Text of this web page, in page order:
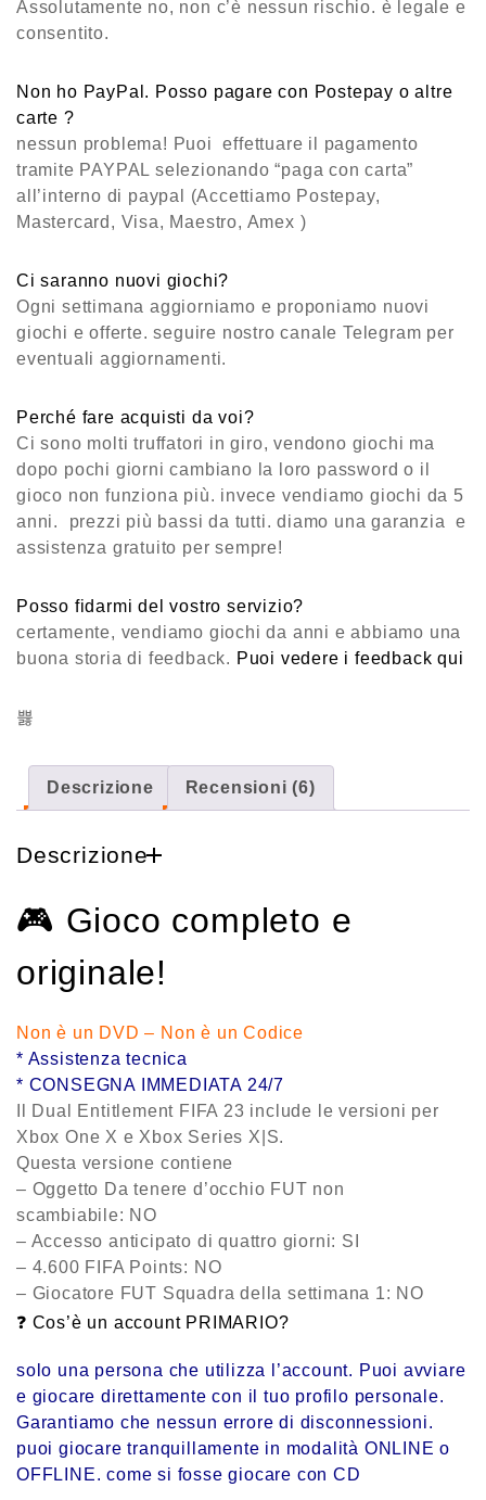
Assolutamente no, non c’è nessun rischio. è legale e
consentito.
Non ho PayPal. Posso pagare con Postepay o altre
carte ?
nessun problema! Puoi effettuare il pagamento
tramite PAYPAL selezionando “paga con carta”
all’interno di paypal (Accettiamo Postepay,
Mastercard, Visa, Maestro, Amex )
Ci saranno nuovi giochi?
Ogni settimana aggiorniamo e proponiamo nuovi
giochi e offerte. seguire nostro canale Telegram per
eventuali aggiornamenti.
Perché fare acquisti da voi?
Ci sono molti truffatori in giro, vendono giochi ma
dopo pochi giorni cambiano la loro password o il
gioco non funziona più. invece vendiamo giochi da 5
anni. prezzi più bassi da tutti. diamo una garanzia e
assistenza gratuito per sempre!
Posso fidarmi del vostro servizio?
certamente, vendiamo giochi da anni e abbiamo una
buona storia di feedback. Puoi vedere i feedback qui
Descrizione Recensioni (6)
Descrizione
🎮 Gioco completo e
originale!
Non è un DVD – Non è un Codice
* Assistenza tecnica
* CONSEGNA IMMEDIATA 24/7
Il Dual Entitlement FIFA 23 include le versioni per
Xbox One X e Xbox Series X|S.
Questa versione contiene
– Oggetto Da tenere d’occhio FUT non
scambiabile: NO
– Accesso anticipato di quattro giorni: SI
– 4.600 FIFA Points: NO
– Giocatore FUT Squadra della settimana 1: NO
❓ Cos’è un account PRIMARIO?
solo una persona che utilizza l’account. Puoi avviare
e giocare direttamente con il tuo profilo personale.
Garantiamo che nessun errore di disconnessioni.
puoi giocare tranquillamente in modalità ONLINE o
OFFLINE. come si fosse giocare con CD